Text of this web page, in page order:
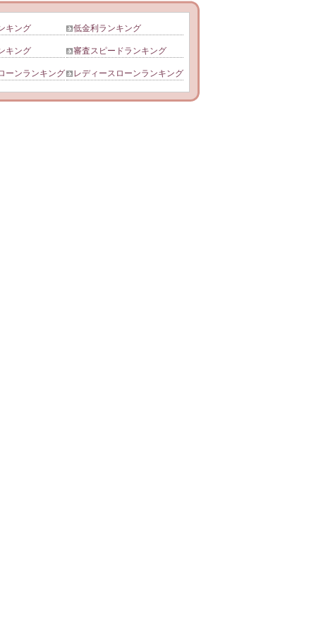
キング 低金利ランキング
キング 審査スピードランキング
ーンランキング レディースローンランキング